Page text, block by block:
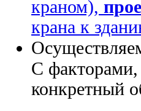
краном),
крана к
С
конкретный